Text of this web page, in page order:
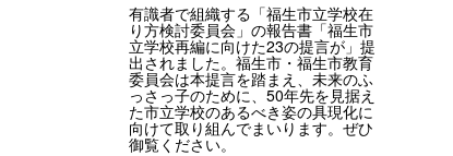
有識者で組織する「福生市立学校在
り方検討委員会」の報告書「福生市
立学校再編に向けた23の提言が」提
出されました。福生市・福生市教育
委員会は本提言を踏まえ、未来のふ
っさっ子のために、50年先を見据え
た市立学校のあるべき姿の具現化に
向けて取り組んでまいります。ぜひ
御覧ください。